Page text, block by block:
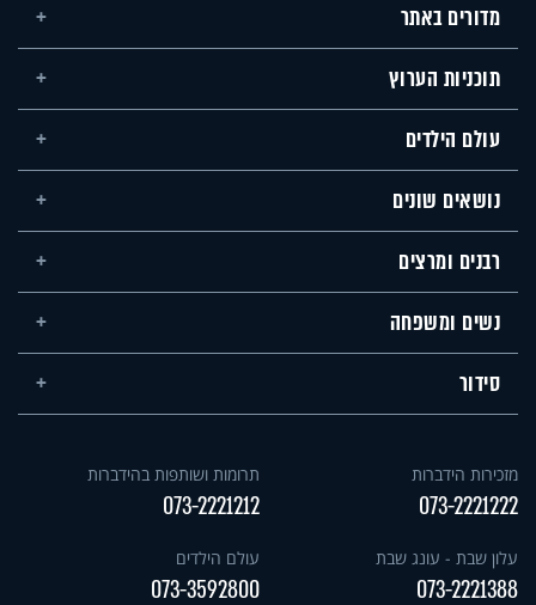
מדורים באתר
תוכניות הערוץ
עולם הילדים
נושאים שונים
רבנים ומרצים
נשים ומשפחה
סידור
מזכירות הידברות
073-2221222
תרומות ושותפות בהידברות
073-2221212
עלון שבת - עונג שבת
073-2221388
עולם הילדים
073-3592800